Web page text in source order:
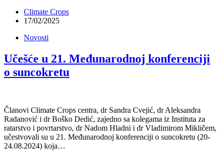
Climate Crops
17/02/2025
Novosti
Učešće u 21. Međunarodnoj konferenciji
o suncokretu
Članovi Climate Crops centra, dr Sandra Cvejić, dr Aleksandra
Radanović i dr Boško Dedić, zajedno sa kolegama iz Instituta za
ratarstvo i povrtarstvo, dr Nadom Hladni i dr Vladimirom Mikličem,
učestvovali su u 21. Međunarodnoj konferenciji o suncokretu (20-
24.08.2024) koja…